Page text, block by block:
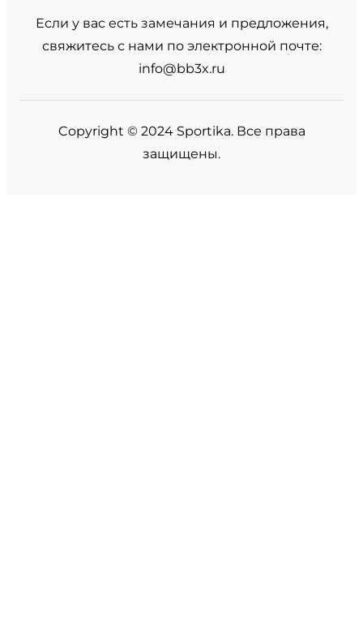
Если у вас есть замечания и предложения,
свяжитесь с нами по электронной почте:
info@bb3x.ru
Copyright © 2024 Sportika. Все права
защищены.